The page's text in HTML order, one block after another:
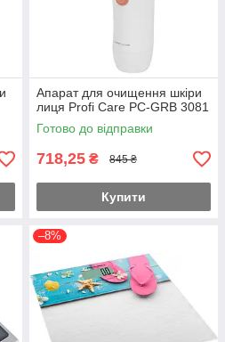
Апарат для очищення шкіри
лиця Profi Care PC-GRB 3081
Готово до відправки
718,25 ₴ 845 ₴
Купити
–8%